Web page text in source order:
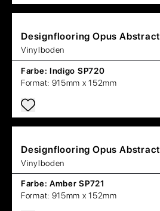
Designflooring Opus Abstract
Vinylboden
Farbe: Indigo SP720
Format: 915mm x 152mm
Designflooring Opus Abstract
Vinylboden
Farbe: Amber SP721
Format: 915mm x 152mm